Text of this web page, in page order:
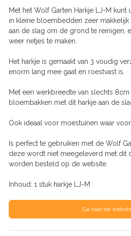
Met het Wolf Garten Harkje LJ-M kunt
in kleine bloembedden zeer makkelijk
aan de slag om de grond te reinigen,
weer netjes te maken.
Het harkje is gemaakt van 3 voudig
enorm lang mee gaat en roestvast is.
Met een werkbreedte van slechts
bloembakken met dit harkje aan de
Ook ideaal voor moestuinen waar
Is perfect te gebruiken met de Wolf
deze wordt niet meegeleverd met dit
worden besteld op de website.
Inhoud: 1 stuk harkje LJ-M
Ga naar de